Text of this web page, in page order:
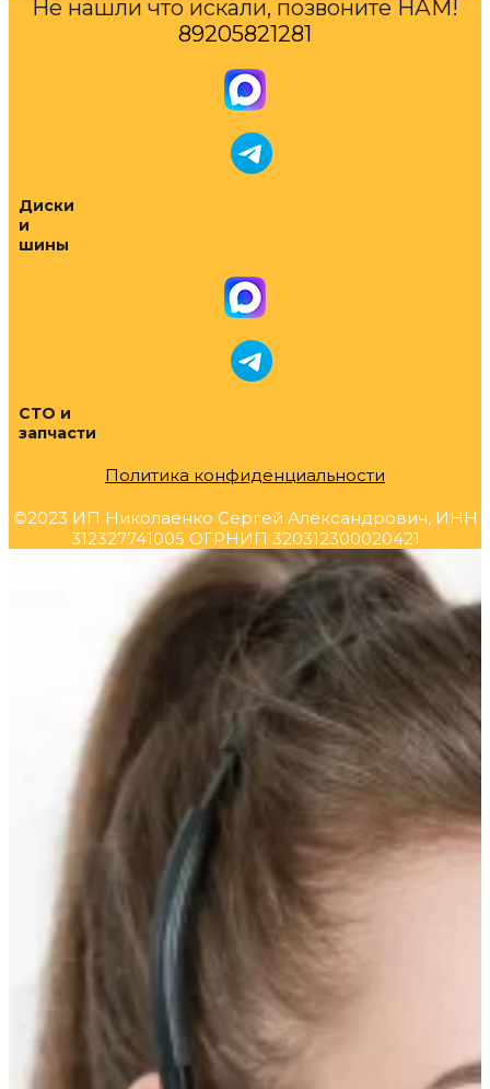
Не нашли что искали, позвоните НАМ!
89205821281
Диски
и
шины
СТО и
запчасти
Политика конфиденциальности
©2023 ИП Николаенко Сергей Александрович, ИНН
312327741005 ОГРНИП 320312300020421